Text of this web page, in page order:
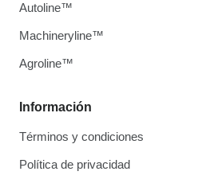
Información
Términos y condiciones
Política de privacidad
Autoline™
Machineryline™
Agroline™